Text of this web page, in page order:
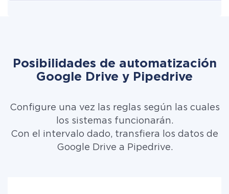
Posibilidades de automatización
Google Drive y Pipedrive
Configure una vez las reglas según las cuales
los sistemas funcionarán.
Con el intervalo dado, transfiera los datos de
Google Drive a Pipedrive.